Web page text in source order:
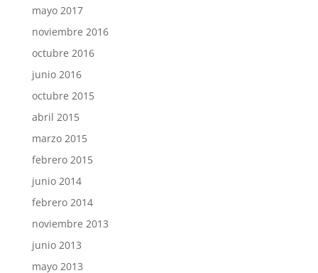
mayo 2017
noviembre 2016
octubre 2016
junio 2016
octubre 2015
abril 2015
marzo 2015
febrero 2015
junio 2014
febrero 2014
noviembre 2013
junio 2013
mayo 2013